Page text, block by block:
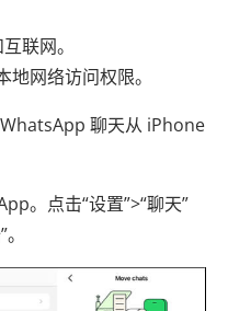
联网。
网络访问权限。
聊天从 iPhone
。点击“设置”>“聊天”